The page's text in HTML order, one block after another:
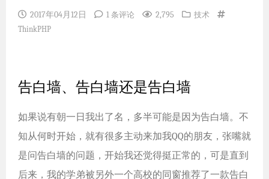
2017年04月12日 1 条评论 2,795
技术
ThinkPHP
告白墙、告白墙还是告白墙
如果说有朝一日我出了名，多半可能是因为告白墙。不
知从何时开始，就有很多主动来加我QQ的朋友，张嘴就
是问告白墙的问题，开始我还觉得挺正常的，可是直到
后来，我的学弟被另外一个高校的同窗推荐了一款告白